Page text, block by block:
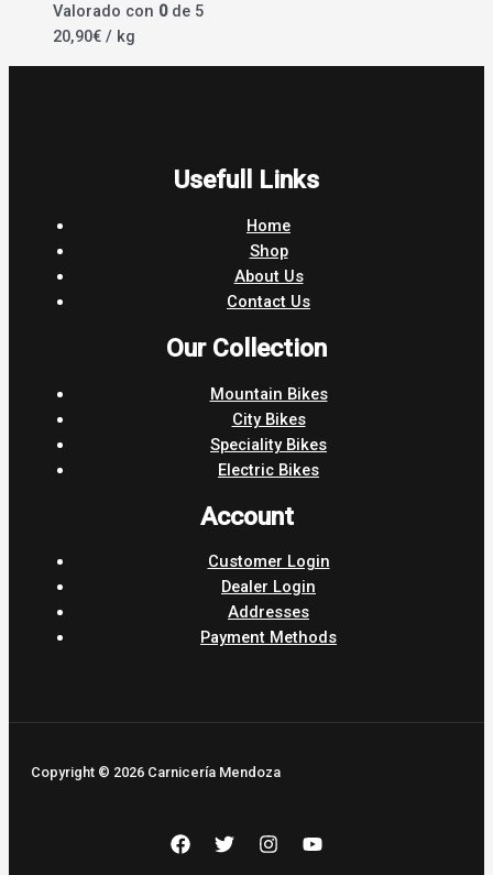
Valorado con 0de 5
20,90€ / kg
Usefull Links
Home
Shop
About Us
Contact Us
Our Collection
Mountain Bikes
City Bikes
Speciality Bikes
Electric Bikes
Account
Customer Login
Dealer Login
Addresses
Payment Methods
Copyright © 2026 Carnicería Mendoza